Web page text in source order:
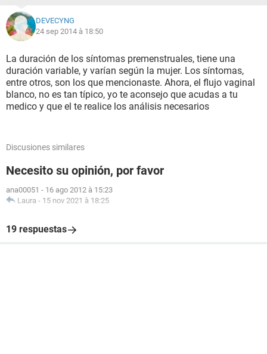
DEVECYNG
24 sep 2014 à 18:50
La duración de los síntomas premenstruales, tiene una
duración variable, y varían según la mujer. Los síntomas,
entre otros, son los que mencionaste. Ahora, el flujo vaginal
blanco, no es tan típico, yo te aconsejo que acudas a tu
medico y que el te realice los análisis necesarios
Discusiones similares
Necesito su opinión, por favor
ana00051 - 16 ago 2012 à 15:23
Laura - 15 nov 2021 à 18:25
19 respuestas